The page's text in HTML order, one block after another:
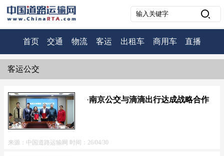
首页 交通 物流 客运 出租车 商用车 直播
客运公交
·南京公交与滴滴出行达成战略合作
来源：中国道路运输网 时间：26/04/30